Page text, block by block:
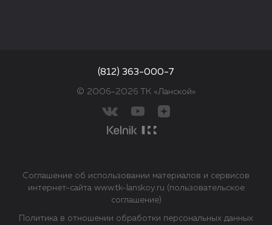
© 2006–2026 ТК «Ланской»
(812) 363-000-7
Политика в отношении обработки персональных данных
Соглашение об использовании материалов и сервисов
интернет-сайта www.tk-lanskoy.ru (пользовательское
соглашение)